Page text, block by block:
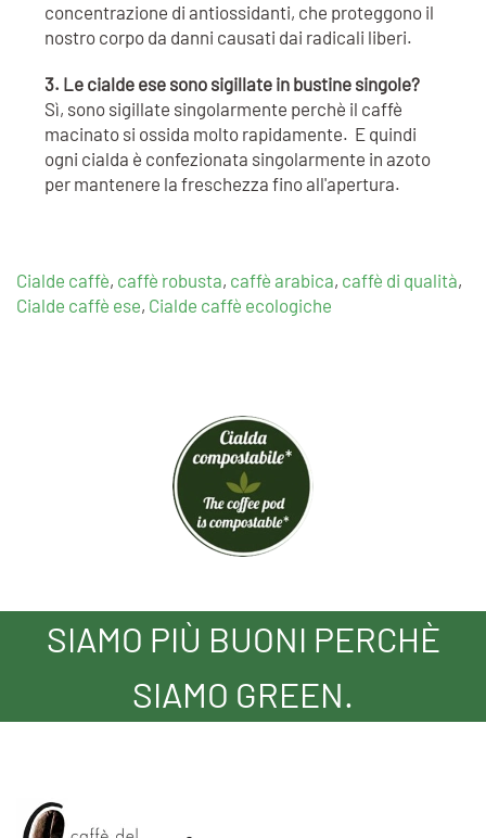
concentrazione di antiossidanti, che proteggono il
nostro corpo da danni causati dai radicali liberi.
3. Le cialde ese sono sigillate in bustine singole?
Sì, sono sigillate singolarmente perchè il caffè
macinato si ossida molto rapidamente. E quindi
ogni cialda è confezionata singolarmente in azoto
per mantenere la freschezza fino all'apertura.
Cialde caffè, caffè robusta, caffè arabica, caffè di qualità,
Cialde caffè ese, Cialde caffè ecologiche
SIAMO PIÙ BUONI PERCHÈ
SIAMO GREEN.